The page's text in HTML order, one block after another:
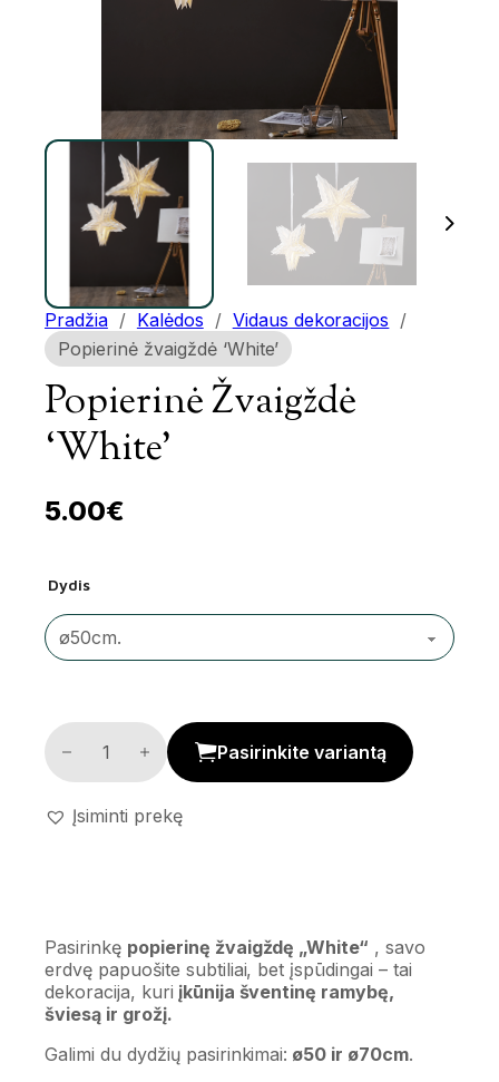
Pradžia / Kalėdos / Vidaus dekoracijos /
Popierinė žvaigždė ‘White’
Popierinė Žvaigždė
‘White’
5.00€
Dydis
Popierinė žvaigždė 'White' kiekis
Pasirinkite variantą
Įsiminti prekę
Pasirinkę popierinę žvaigždę „White“ , savo
erdvę papuošite subtiliai, bet įspūdingai – tai
dekoracija, kuri įkūnija šventinę ramybę,
šviesą ir grožį.
Galimi du dydžių pasirinkimai: ø50 ir ø70cm.